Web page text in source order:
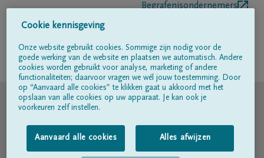
Begrafenisondernemers
Volg ons op
© DELA
Gebruiksvoorwaarden
Privacyverklaring
Cookie kennisgeving
Onze website gebruikt cookies. Sommige zijn nodig voor de
goede werking van de website en plaatsen we automatisch. Andere
cookies worden gebruikt voor analyse, marketing of andere
functionaliteiten; daarvoor vragen we wél jouw toestemming. Door
op “Aanvaard alle cookies” te klikken gaat u akkoord met het
opslaan van alle cookies op uw apparaat. Je kan ook je
voorkeuren zelf instellen.
Aanvaard alle cookies Alles afwijzen